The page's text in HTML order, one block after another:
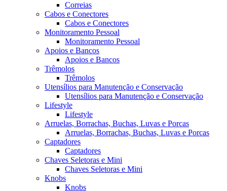
Correias
Cabos e Conectores
Cabos e Conectores
Monitoramento Pessoal
Monitoramento Pessoal
Apoios e Bancos
Apoios e Bancos
Trêmolos
Trêmolos
Utensílios para Manutenção e Conservação
Utensílios para Manutenção e Conservação
Lifestyle
Lifestyle
Arruelas, Borrachas, Buchas, Luvas e Porcas
Arruelas, Borrachas, Buchas, Luvas e Porcas
Captadores
Captadores
Chaves Seletoras e Mini
Chaves Seletoras e Mini
Knobs
Knobs